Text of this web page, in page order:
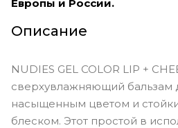
Европы и России.
Описание
NUDIES GEL COLOR LIP +
сверхувлажняющий бальзам
насыщенным цветом и
блеском. Этот простой в